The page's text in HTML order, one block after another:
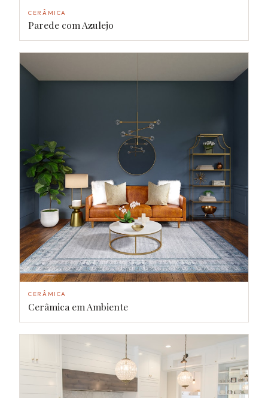
CERÂMICA
Parede com Azulejo
CERÂMICA
Cerâmica em Ambiente